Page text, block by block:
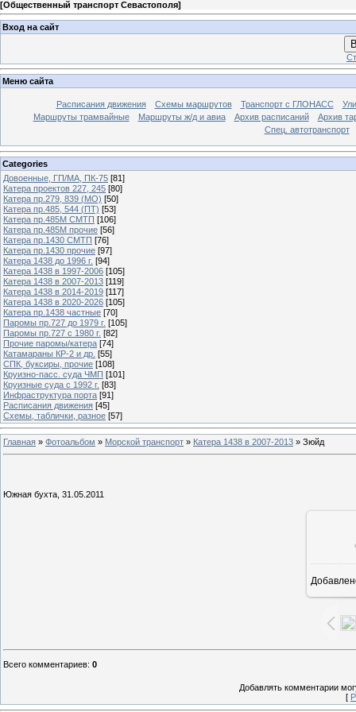
[Общественный транспорт Севастополя]
Вход на сайт
Меню сайта
Расписания движения Схемы маршрутов Транспорт с ГЛОНАСС
Маршруты трамвайные
Маршруты ж/д и авиа Архив расписаний
Архив
Спец. автотранспорт
Categories
Довоенные, ГП/МА, ПК-75 [81]
Катера проектов 227, 245 [80]
Катера пр.279, 839 (МО) [50]
Катера пр.485, 544 (ПТ) [53]
Катера пр.485М СМТП [106]
Катера пр.485М прочие [56]
Катера пр.1430 СМТП [76]
Катера пр.1430 прочие [97]
Катера 1438 до 1996 г. [94]
Катера 1438 в 1997-2006 [105]
Катера 1438 в 2007-2013 [119]
Катера 1438 в 2014-2019 [117]
Катера 1438 в 2020-2026 [105]
Катера пр.1438 частные [70]
Паромы пр.727 до 1979 г. [105]
Паромы пр.727 с 1980 г. [82]
Прочие паромы/катера [74]
Катамараны КР-2 и др. [55]
СПК, буксиры, прочие [108]
Круизно-пасс. суда ЧМП [101]
Круизные суда с 1992 г. [83]
Инфраструктура порта [91]
Расписания движения [45]
Схемы, таблички, разное [57]
Главная » Фотоальбом » Морской транспорт » Катера 1438 в 2007-2013 » Зюйд
Южная бухта, 31.05.2011
Всего комментариев: 0
Добавлять комментарии
[